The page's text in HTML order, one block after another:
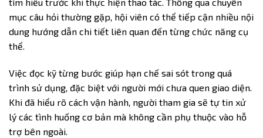
tìm hiểu trước khi thực hiện thao tác. Thông qua chuyên
mục câu hỏi thường gặp, hội viên có thể tiếp cận nhiều nội
dung hướng dẫn chi tiết liên quan đến từng chức năng cụ
thể.
Việc đọc kỹ từng bước giúp hạn chế sai sót trong quá
trình sử dụng, đặc biệt với người mới chưa quen giao diện.
Khi đã hiểu rõ cách vận hành, người tham gia sẽ tự tin xử
lý các tình huống cơ bản mà không cần phụ thuộc vào hỗ
trợ bên ngoài.